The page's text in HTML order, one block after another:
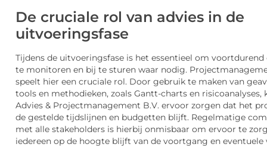
De cruciale rol van advies in de
uitvoeringsfase
Tijdens de uitvoeringsfase is het essentieel om
te monitoren en bij te sturen waar nodig.
speelt hier een cruciale rol. Door gebruik te maken van
tools en methodieken, zoals Gantt-charts en risicoanalyses,
Advies & Projectmanagement B.V. ervoor zorgen dat het
de gestelde tijdslijnen en budgetten blijft. Regelmatige
met alle stakeholders is hierbij onmisbaar om ervoor te
iedereen op de hoogte blijft van de voortgang en eventuele